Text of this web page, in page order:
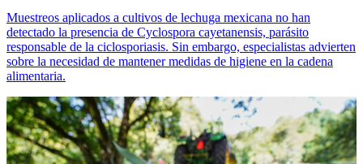
Muestreos aplicados a cultivos de lechuga mexicana no han
detectado la presencia de Cyclospora cayetanensis, parásito
responsable de la ciclosporiasis. Sin embargo, especialistas advierten
sobre la necesidad de mantener medidas de higiene en la cadena
alimentaria.